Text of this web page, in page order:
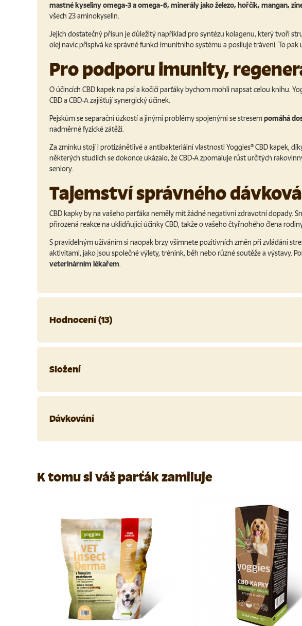
mastné kyseliny omega-3 a omega-6, minerály jako železo, hořčík, mangan,
všech 23 aminokyselin.
Jejich dostatečný přísun je důležitý například pro syntézu kolagenu, který tvoří
olej navíc přispívá ke správné funkci imunitního systému a posiluje trávení. To
Pro podporu imunity,
O účincích CBD kapek na psí a kočičí parťáky bychom mohli napsat celou knihu.
CBD a CBD-A zajišťují synergický účinek.
Pejskům se separační úzkostí a jinými problémy spojenými se stresempomáhá
nadměrné fyzické zátěži.
Za zmínku stojí i protizánětlivé a antibakteriální vlastnosti Yoggies® CBD kapek,
některých studiích se dokonce ukázalo, že CBD-A zpomaluje růst určitých
seniory.
Tajemství správného
CBD kapky by na vašeho parťáka neměly mít žádné negativní zdravotní dopady.
přirozená reakce na uklidňující účinky CBD, takže o vašeho čtyřnohého člena
S pravidelným užíváním si naopak brzy všimnete pozitivních změn při zvládání
aktivitami, jako jsou společné výlety, trénink, běh nebo různé soutěže a výstavy.
veterinárním lékařem.
Hodnocení (13)
Složení
Dávkování
K tomu si váš parťák zamiluje